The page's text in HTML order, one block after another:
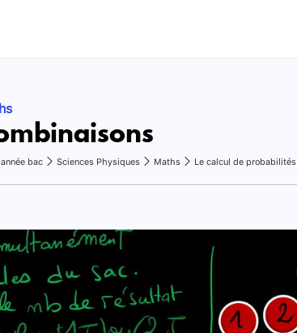
bac Sciences Physiques Maths Le calcul de probabilités